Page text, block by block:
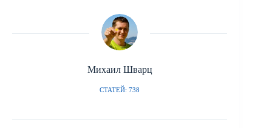
Михаил Шварц
СТАТЕЙ: 738